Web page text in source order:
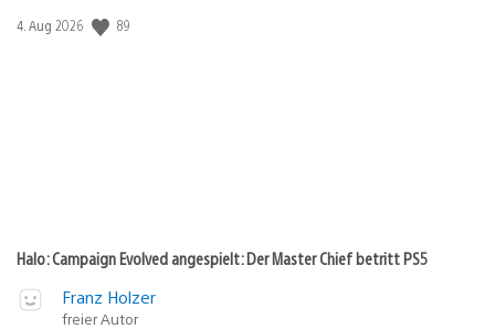
Veröffentlichungsdatum:
4. Aug 2026 89
Halo: Campaign Evolved angespielt: Der Master Chief betritt PS5
Franz Holzer
freier Autor